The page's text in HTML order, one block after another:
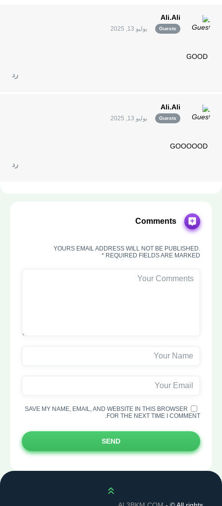
Ali.Ali
Guests يوليو 13, 2025
GOOD
رد
Ali.Ali
Guests يوليو 13, 2025
GOOOOOD
رد
Comments
YOURS EMAIL ADDRESS WILL NOT BE PUBLISHED.
REQUIRED FIELDS ARE MARKED *
SAVE MY NAME, EMAIL, AND WEBSITE IN THIS BROWSER
FOR THE NEXT TIME I COMMENT.
SEND
Scroll up